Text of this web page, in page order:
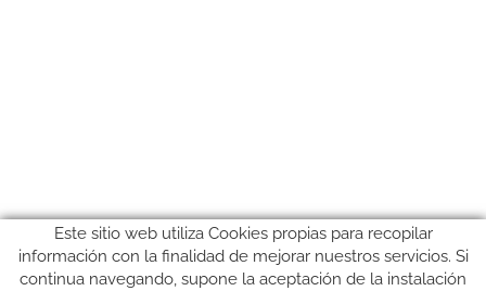
Este sitio web utiliza Cookies propias para recopilar
información con la finalidad de mejorar nuestros servicios. Si
continua navegando, supone la aceptación de la instalación